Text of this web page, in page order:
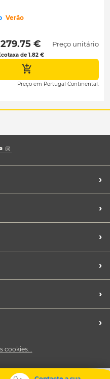
Verão
279.75 €
de 1.82 €
Preço unitário
Preço em Portugal Continental.
›
›
›
›
›
›
cookies...